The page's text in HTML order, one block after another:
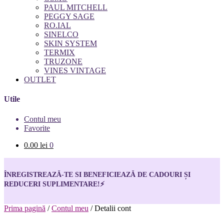
PAUL MITCHELL
PEGGY SAGE
RO.IAL
SINELCO
SKIN SYSTEM
TERMIX
TRUZONE
VINES VINTAGE
OUTLET
Utile
Contul meu
Favorite
0.00 lei 0
ÎNREGISTREAZĂ-TE SI BENEFICIEAZĂ DE CADOURI ȘI
REDUCERI SUPLIMENTARE!⚡
Prima pagină /Contul meu /Detalii cont